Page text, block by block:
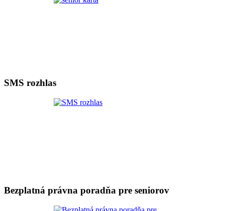
SMS rozhlas
Bezplatná právna poradňa pre seniorov